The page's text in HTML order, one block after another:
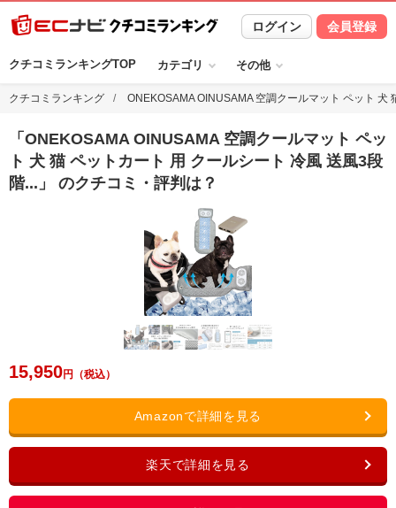
ログイン 会員登録
クチコミランキングTOP カテゴリ その他
クチコミランキング ONEKOSAMA OINUSAMA 空調クールマット ペット
「 ONEKOSAMA OINUSAMA 空調クールマット ペッ
ト 犬 猫 ペットカート 用 クールシート 冷風 送風3段
階... 」 のクチコミ・評判は？
15,950